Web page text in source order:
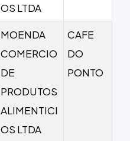
OS LTDA
MOENDA
COMERCIO
DE
PRODUTOS
ALIMENTICI
OS LTDA
CAFE
DO
PONTO